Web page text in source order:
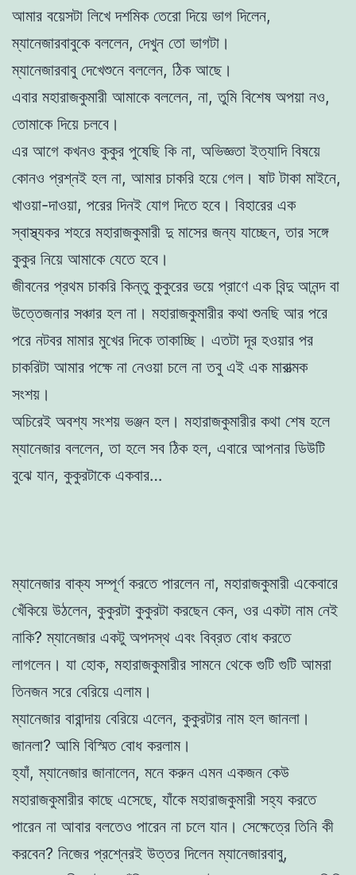
আমার বয়েসটা লিখে দশমিক তেরো দিয়ে ভাগ দিলেন,
ম্যানেজারবাবুকে বললেন, দেখুন তো ভাগটা।
ম্যানেজারবাবু দেখেশুনে বললেন, ঠিক আছে।
এবার মহারাজকুমারী আমাকে বললেন, না, তুমি বিশেষ অপয়া নও,
তোমাকে দিয়ে চলবে।
এর আগে কখনও কুকুর পুষেছি কি না, অভিজ্ঞতা ইত্যাদি বিষয়ে
কোনও প্রশ্নই হল না, আমার চাকরি হয়ে গেল। ষাট টাকা মাইনে,
খাওয়া-দাওয়া, পরের দিনই যোগ দিতে হবে। বিহারের এক
স্বাস্থ্যকর শহরে মহারাজকুমারী দু মাসের জন্য যাচ্ছেন, তার সঙ্গে
কুকুর নিয়ে আমাকে যেতে হবে।
জীবনের প্রথম চাকরি কিন্তু কুকুরের ভয়ে প্রাণে এক বিন্দু আনন্দ বা
উত্তেজনার সঞ্চার হল না। মহারাজকুমারীর কথা শুনছি আর পরে
পরে নটবর মামার মুখের দিকে তাকাচ্ছি। এতটা দূর হওয়ার পর
চাকরিটা আমার পক্ষে না নেওয়া চলে না তবু এই এক মারাত্মক
সংশয়।
অচিরেই অবশ্য সংশয় ভঞ্জন হল। মহারাজকুমারীর কথা শেষ হলে
ম্যানেজার বললেন, তা হলে সব ঠিক হল, এবারে আপনার ডিউটি
বুঝে যান, কুকুরটাকে একবার…
ম্যানেজার বাক্য সম্পূর্ণ করতে পারলেন না, মহারাজকুমারী একেবারে
খেঁকিয়ে উঠলেন, কুকুরটা কুকুরটা করছেন কেন, ওর একটা নাম নেই
নাকি? ম্যানেজার একটু অপদস্থ এবং বিব্রত বোধ করতে
লাগলেন। যা হোক, মহারাজকুমারীর সামনে থেকে গুটি গুটি আমরা
তিনজন সরে বেরিয়ে এলাম।
ম্যানেজার বারান্দায় বেরিয়ে এলেন, কুকুরটার নাম হল জানলা।
জানলা? আমি বিস্মিত বোধ করলাম।
হ্যাঁ, ম্যানেজার জানালেন, মনে করুন এমন একজন কেউ
মহারাজকুমারীর কাছে এসেছে, যাঁকে মহারাজকুমারী সহ্য করতে
পারেন না আবার বলতেও পারেন না চলে যান। সেক্ষেত্রে তিনি কী
করবেন? নিজের প্রশ্নেরই উত্তর দিলেন ম্যানেজারবাবু,